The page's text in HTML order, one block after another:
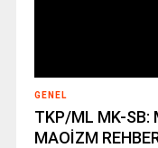
GENEL
TKP/ML MK-SB:
MAOİZM